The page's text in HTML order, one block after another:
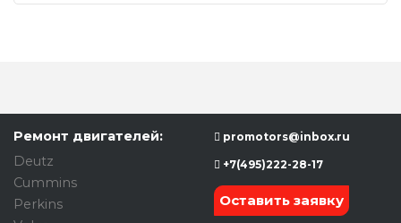
Ремонт двигателей:
Deutz
Cummins
Perkins
promotors@inbox.ru
+7(495)222-28-17
Оставить заявку